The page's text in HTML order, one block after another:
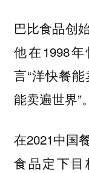
巴比食品创
他在1998
言“洋快餐
能卖遍世界”。
在2021中国
食品定下